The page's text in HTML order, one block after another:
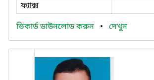
ফ্যাক্স
ভিকার্ড ডাউনলোড করুন • দেখুন